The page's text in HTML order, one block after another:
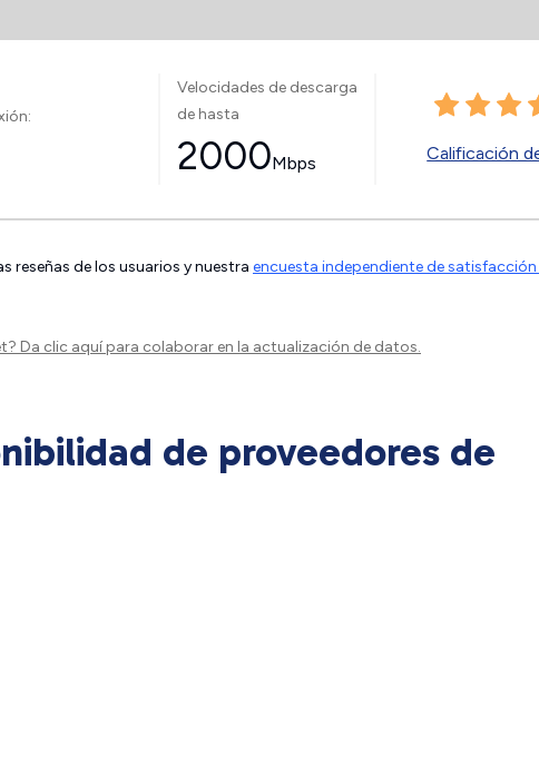
Velocidades de descarga
de hasta
2000Mbps Calificación
reseñas de los usuarios y nuestra encuesta independiente de satisfacción
Da clic aquípara colaborar en la actualización de datos.
de proveedores de